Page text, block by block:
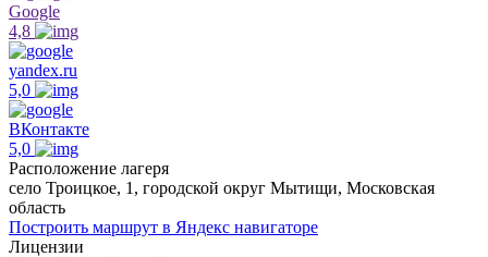
Google
4,8
yandex.ru
5,0
ВКонтакте
5,0
Расположение лагеря
село Троицкое, 1, городской округ Мытищи, Московская
область
Построить маршрут в Яндекс навигаторе
Лицензии